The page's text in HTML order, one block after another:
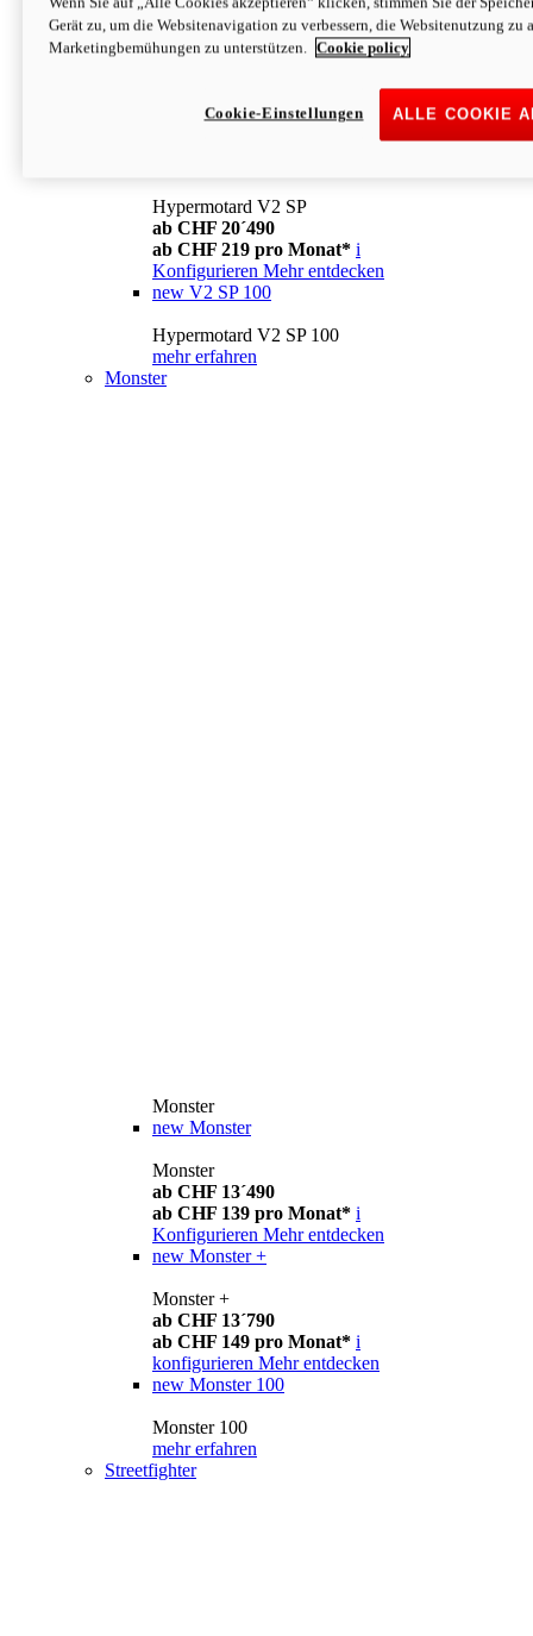
Konfigurieren Mehr entdecken
newV2
ab CHF 169 pro Monat* i
Mehr entdecken
Hypermotard V2 SP
ab CHF 20´490
ab CHF 219 pro Monat* i
Konfigurieren Mehr entdecken
new V2 SP 100
Hypermotard V2 SP 100
mehr erfahren
Monster
Monster
new Monster
Monster
ab CHF 13´490
ab CHF 139 pro Monat* i
Konfigurieren Mehr entdecken
new Monster +
Monster +
ab CHF 13´790
ab CHF 149 pro Monat* i
konfigurieren Mehr entdecken
new Monster 100
Monster 100
mehr erfahren
Streetfighter
Gerät zu, um die Websitenavigation zu verbessern, die Websitenutzung zu
Marketingbemühungen zu unterstützen.
Cookie policy
ALLE COOKIE
Cookie-Einstellungen